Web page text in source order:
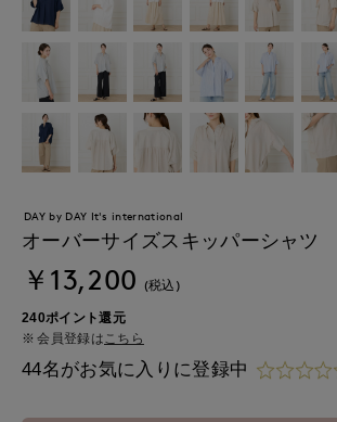
DAY by DAY It's international
オーバーサイズスキッパーシャツ
￥13,200 (税込)
240ポイント還元
会員登録は こちら
44名がお気に入りに登録中